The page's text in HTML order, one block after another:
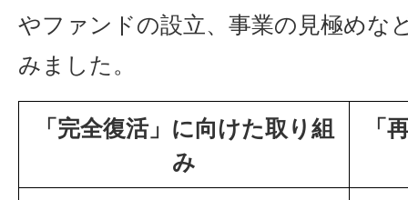
やファンドの設立、事業の見極めな
みました。
「完全復活」に向けた取り組
み
「